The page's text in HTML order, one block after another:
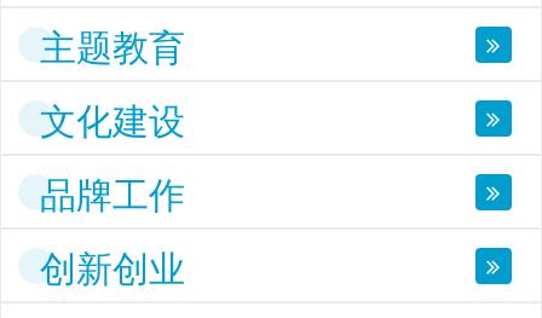
主题教育
文化建设
品牌工作
创新创业